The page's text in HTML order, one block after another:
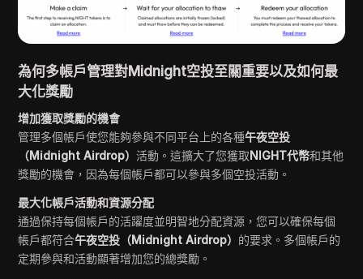
為何多帳戶管理對Midnight空投至關重要以及如何最
大化獎勵
增加獲取獎勵的機會
管理多個帳戶使您能夠參與不同平台上的各種午夜空投
（Midnight Airdrop）活動。這擴大了您獲取NIGHT代幣和其他
獎勵的機會，因為每個帳戶都可以參與多個空投活動。
最大化帳戶活動和資源分配
通過保持每個帳戶的活躍度並明智地分配資源，您可以確保每個
帳戶都符合午夜空投（Midnight Airdrop） 的要求。多個帳戶的
定期參與和活動顯著增加您的總獎勵。